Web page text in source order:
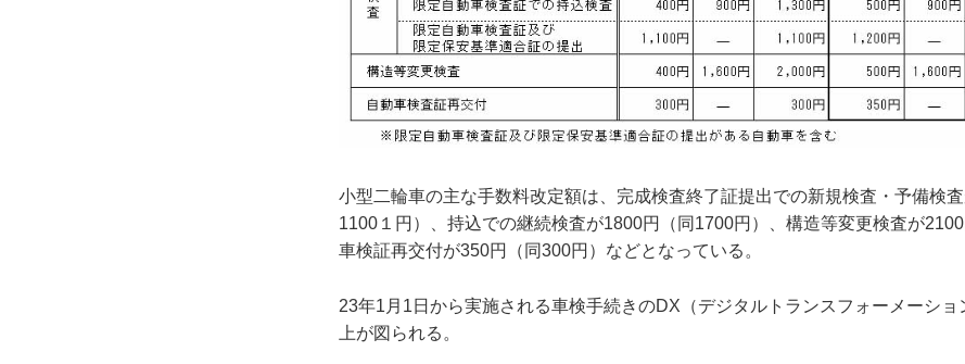
小型二輪車の主な手数料改定額は、完成検査終了証提出での新規検査・予備検
1100１円）、持込での継続検査が1800円（同1700円）、構造等変更検査が2100
車検証再交付が350円（同300円）などとなっている。
23年1月1日から実施される車検手続きのDX（デジタルトランスフォーメーショ
上が図られる。